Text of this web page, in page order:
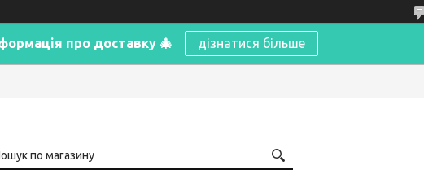
про доставку 🎄 дізнатися більше